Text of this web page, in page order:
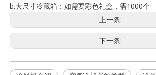
b.大尺寸冷藏箱：如需要彩色礼盒，需1000个
上一条:
下一条: